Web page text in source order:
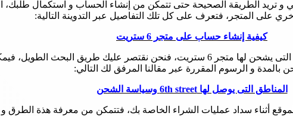
و تريد الطريقة الصحيحة حتى تتمكن من إنشاء الحساب و استكمال طلبك،
على المتجر، فتعرف على كل تلك التفاصيل عبر التدوينة التالية:
كيفية إنشاء حساب على متجر 6 ستريت
بالإضافة إلي أنه إذا كنت تطلع إلى البحث عن الدول و المناطق التى يشحن لها متجر 6 ستريت،
بالمدة و الرسوم المقررة عبر مقالنا المرفق لك التالي:
المناطق التى يوصل لها 6th street وسياسة الشحن
أثناء سداد عمليات الشراء الخاصة بك، فتتمكن من معرفة هذة الطرق و